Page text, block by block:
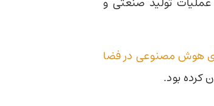
هوش مصنوعی در فضا
کرده بود.